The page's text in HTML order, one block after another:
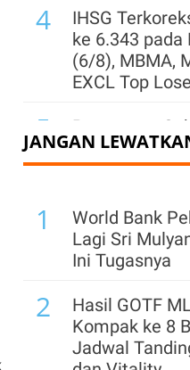
4
IHSG
ke 6.343 pada
(6/8), MBMA,
EXCL Top
5
Pemegang
Sentul City
1,32 Miliar
6
Simak
Teknikal
AADI, dan
Jumat (7/8)
Kinerja Surya
Internusa
JANGAN
1
World Bank
Lagi Sri
Ini Tugasnya
2
Hasil GOTF
Kompak ke 8
Jadwal